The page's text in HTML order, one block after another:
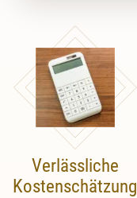
Verlässliche
Kostenschätzung